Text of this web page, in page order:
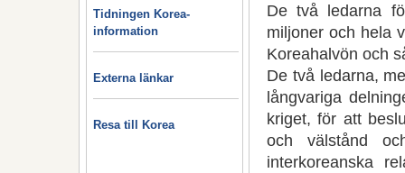
Tidningen Korea-
information
Externa länkar
Resa till Korea
De två ledarna
miljoner och hela
Koreahalvön och
De två ledarna,
långvariga
kriget, för att
och välstånd
interkoreanska